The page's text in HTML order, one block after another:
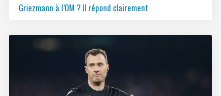
Griezmann à l’OM ? Il répond clairement